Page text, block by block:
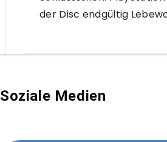
der Disc endgültig
Soziale Medien